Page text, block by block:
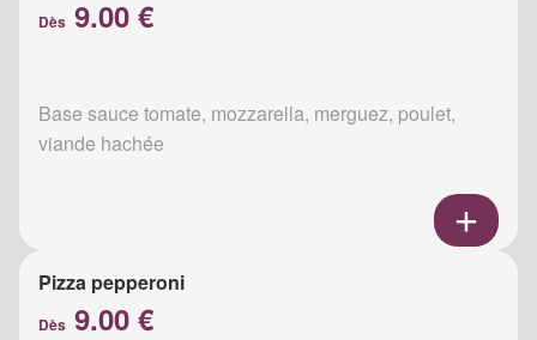
Dès 9.00 €
Base sauce tomate, mozzarella, merguez, poulet,
viande hachée
Pizza pepperoni
Dès 9.00 €